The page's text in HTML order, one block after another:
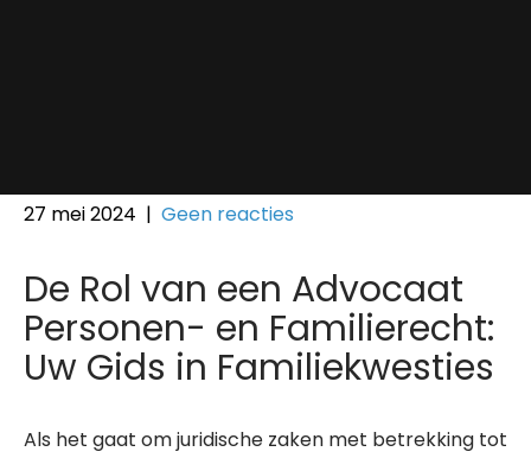
27 mei 2024 | Geen reacties
De Rol van een Advocaat
Personen- en Familierecht:
Uw Gids in Familiekwesties
Als het gaat om juridische zaken met betrekking tot